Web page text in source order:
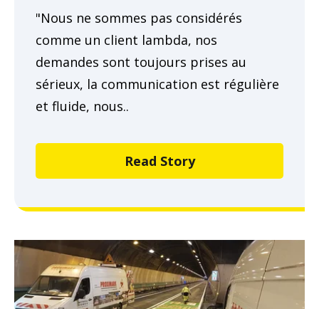
"Nous ne sommes pas considérés
comme un client lambda, nos
demandes sont toujours prises au
sérieux, la communication est régulière
et fluide, nous..
Read Story